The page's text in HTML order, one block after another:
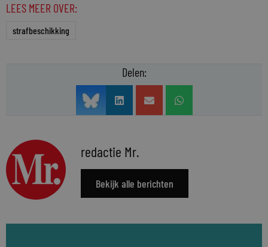
LEES MEER OVER:
strafbeschikking
Delen:
redactie Mr.
Bekijk alle berichten